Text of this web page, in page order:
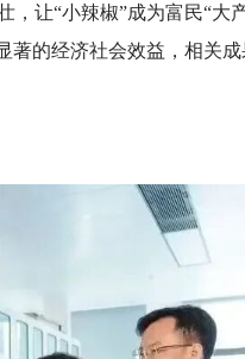
让“小辣椒”成为富民“大
著的经济社会效益，相关